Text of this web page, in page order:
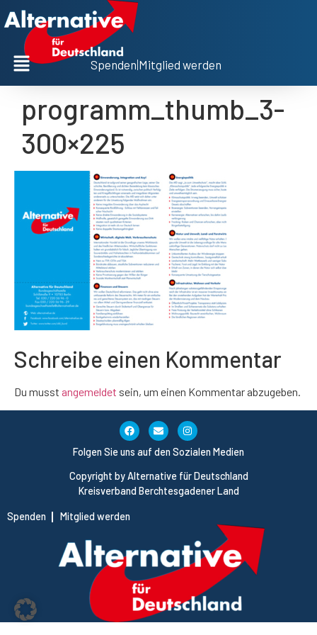
Spenden Mitglied werden
programm_thumb_3-
300×225
Schreibe einen Kommentar
Du musst angemeldet sein, um einen Kommentar abzugeben.
Copyright by Alternative für Deutschland
Kreisverband Berchtesgadener Land
Spenden Mitglied werden
Folgen Sie uns auf den Sozialen Medien